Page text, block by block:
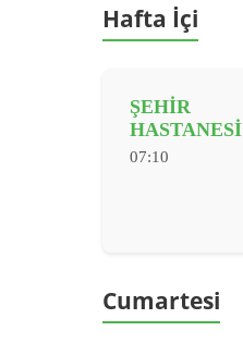
Hafta İçi
ŞEHİR
HASTANESİ
07:10
Cumartesi